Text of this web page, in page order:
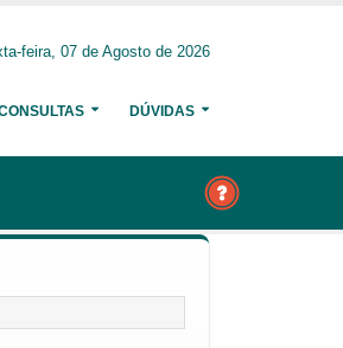
feira, 07 de Agosto de 2026
DÚVIDAS